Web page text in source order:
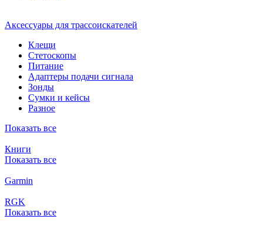
Аксессуары для трассоискателей
Клещи
Стетоскопы
Питание
Адаптеры подачи сигнала
Зонды
Сумки и кейсы
Разное
Показать все
Книги
Показать все
Garmin
RGK
Показать все